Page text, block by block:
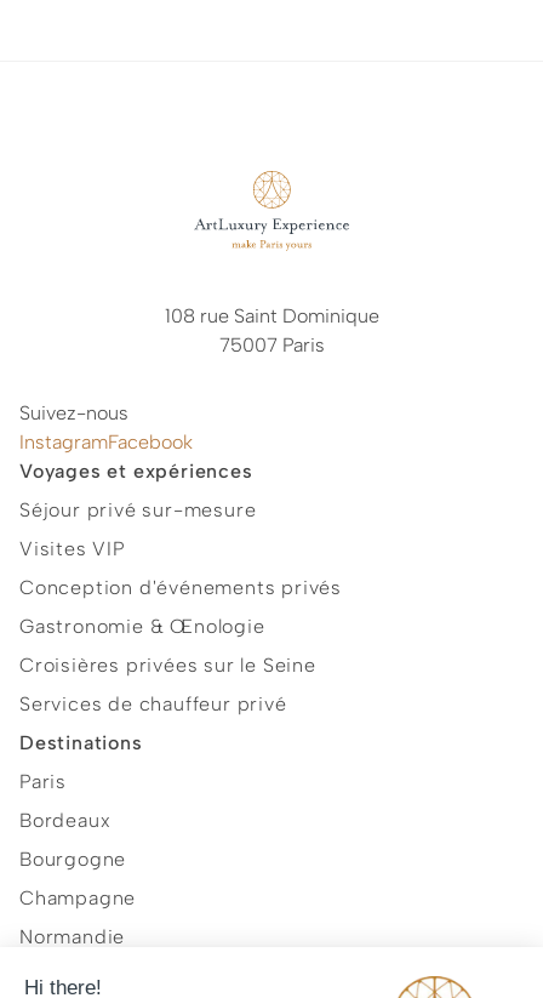
108 rue Saint Dominique
75007 Paris
Suivez-nous
InstagramFacebook
Voyages et expériences
Séjour privé sur-mesure
Visites VIP
Conception d'événements privés
Gastronomie & Œnologie
Croisières privées sur le Seine
Services de chauffeur privé
Destinations
Paris
Bordeaux
Bourgogne
Champagne
Normandie
Provence et Côte d'Azur